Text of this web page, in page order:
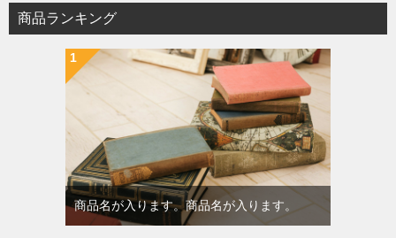
商品ランキング
商品名が入ります。商品名が入ります。